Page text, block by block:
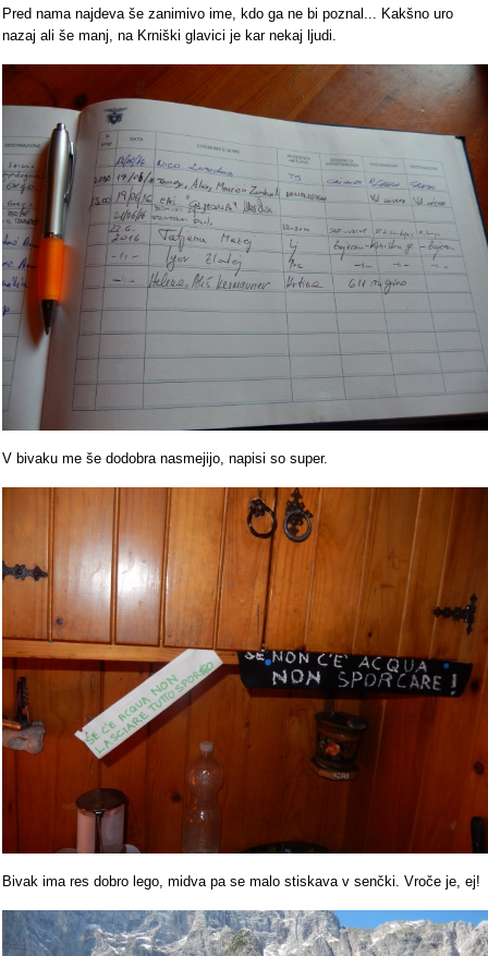
Pred nama najdeva še zanimivo ime, kdo ga ne bi poznal... Kakšno uro
nazaj ali še manj, na Krniški glavici je kar nekaj ljudi.
V bivaku me še dodobra nasmejijo, napisi so super.
Bivak ima res dobro lego, midva pa se malo stiskava v senčki. Vroče je, ej!